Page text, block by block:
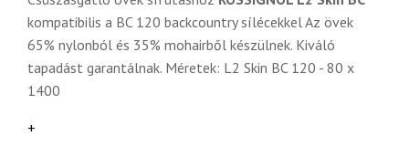
kompatibilis a BC 120 backcountry sílécekkel Az övek
65% nylonból és 35% mohairből készülnek. Kiváló
tapadást garantálnak. Méretek: L2 Skin BC 120 - 80 x
1400
+